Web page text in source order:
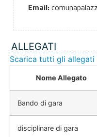
Email:
ALLEGATI
Scarica tutti gli allegati
Nome Allegato
Bando di gara
disciplinare di gara